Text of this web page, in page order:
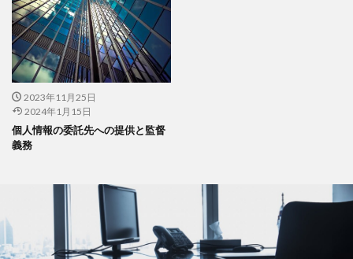
2023年11月25日
2024年1月15日
個人情報の委託先への提供と監督
義務